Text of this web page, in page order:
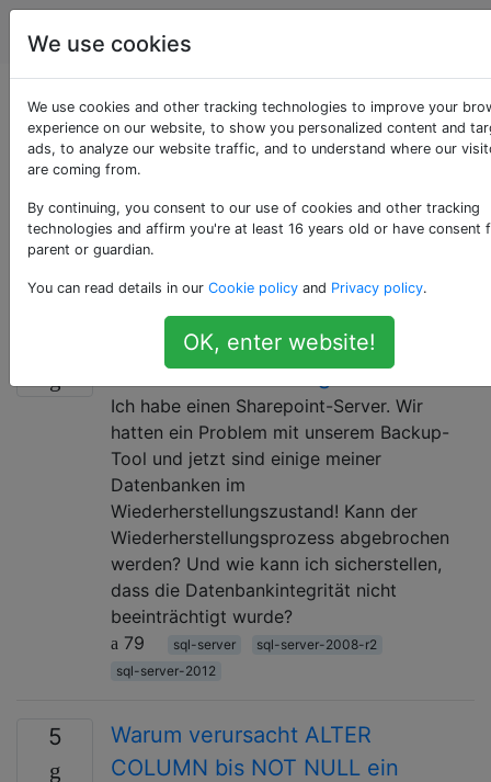
Datenbankadministratoren
Als «sql-server-
2008-r2» getaggte
Fragen
10.50.xxxx). Bitte taggen Sie auch mit SQL-Server.
SQL Server-Datenbanken stecken
im Wiederherstellungsstatus
Ich habe einen Sharepoint-Server. Wir
hatten ein Problem mit unserem Backup-
Tool und jetzt sind einige meiner
Datenbanken im
Wiederherstellungszustand! Kann der
Wiederherstellungsprozess abgebrochen
werden? Und wie kann ich sicherstellen,
dass die Datenbankintegrität nicht
beeinträchtigt wurde?
79
sql-server
sql-server-2008-r2
sql-server-2012
5
Warum verursacht ALTER
COLUMN bis NOT NULL ein
We use cookies
We use cookies and other tracking technologies to improve your
experience on our website, to show you personalized content and
ads, to analyze our website traffic, and to understand where our
are coming from.
By continuing, you consent to our use of cookies and other tracking
technologies and affirm you're at least 16 years old or have consent
parent or guardian.
You can read details in our Cookie policy and Privacy policy.
OK, enter website!